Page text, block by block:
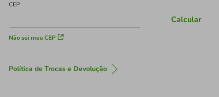
CEP
Não sei meu CEP
Calcular
Política de Trocas e Devolução